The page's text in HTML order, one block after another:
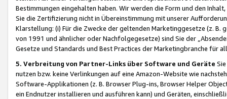
Bestimmungen eingehalten haben. Wir werden die Form und den
Sie die Zertifizierung nicht in Übereinstimmung mit unserer
Klarstellung: (i) Für die Zwecke der geltenden Marketinggesetze (z. B.
von 1991 und ähnlicher oder Nachfolgegesetze) sind Sie der
Gesetze und Standards und Best Practices der Marketingbranche für
5. Verbreitung von Partner-Links über Software und Geräte
nutzen bzw. keine Verlinkungen auf eine Amazon-Website wie
Software-Applikationen (z. B. Browser Plug-ins, Browser Helper
ein Endnutzer installieren und ausführen kann) und Geräten,